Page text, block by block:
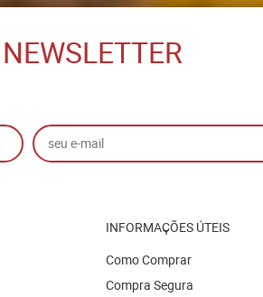
NEWSLETTER
INFORMAÇÕES ÚTEIS
Como Comprar
Compra Segura